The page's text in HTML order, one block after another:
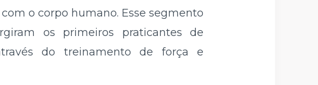
o corpo humano. Esse segmento
os primeiros praticantes de
do treinamento de força e